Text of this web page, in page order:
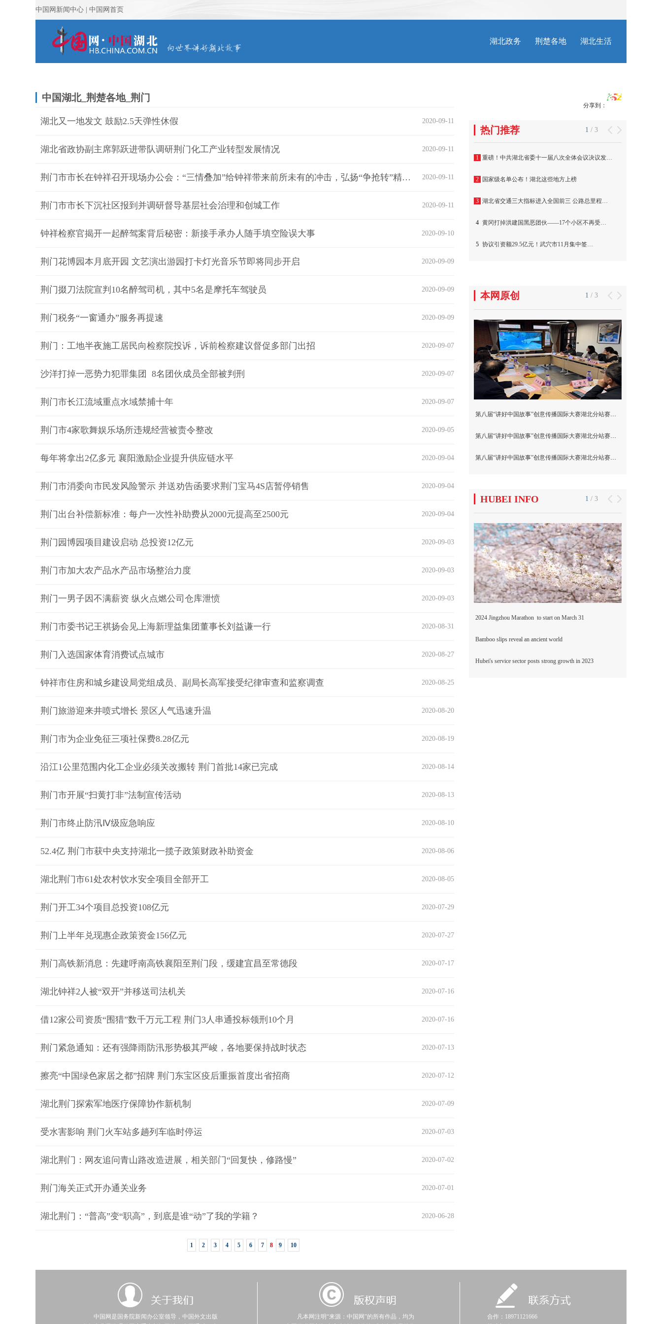
分享到：
中国湖北_荆楚各地_荆门
湖北又一地发文 鼓励2.5天弹性休假 2020-09-11
湖北省政协副主席郭跃进带队调研荆门化工产业转型发展情况 2020-09-11
荆门市市长在钟祥召开现场办公会：“三情叠加”给钟祥带来前所未有的冲击，弘扬“争抢转”精神以非常之举取得非常之效 2020-09-11
荆门市市长下沉社区报到并调研督导基层社会治理和创城工作 2020-09-11
钟祥检察官揭开一起醉驾案背后秘密：新接手承办人随手填空险误大事 2020-09-10
荆门花博园本月底开园 文艺演出游园打卡灯光音乐节即将同步开启 2020-09-09
荆门掇刀法院宣判10名醉驾司机，其中5名是摩托车驾驶员 2020-09-09
荆门税务“一窗通办”服务再提速 2020-09-09
荆门：工地半夜施工居民向检察院投诉，诉前检察建议督促多部门出招 2020-09-07
沙洋打掉一恶势力犯罪集团 8名团伙成员全部被判刑 2020-09-07
荆门市长江流域重点水域禁捕十年 2020-09-07
荆门市4家歌舞娱乐场所违规经营被责令整改 2020-09-05
每年将拿出2亿多元 襄阳激励企业提升供应链水平 2020-09-04
荆门市消委向市民发风险警示 并送劝告函要求荆门宝马4S店暂停销售 2020-09-04
荆门出台补偿新标准：每户一次性补助费从2000元提高至2500元 2020-09-04
荆门园博园项目建设启动 总投资12亿元 2020-09-03
荆门市加大农产品水产品市场整治力度 2020-09-03
荆门一男子因不满薪资 纵火点燃公司仓库泄愤 2020-09-03
荆门市委书记王祺扬会见上海新理益集团董事长刘益谦一行 2020-08-31
荆门入选国家体育消费试点城市 2020-08-27
钟祥市住房和城乡建设局党组成员、副局长高军接受纪律审查和监察调查 2020-08-25
荆门旅游迎来井喷式增长 景区人气迅速升温 2020-08-20
荆门市为企业免征三项社保费8.28亿元 2020-08-19
沿江1公里范围内化工企业必须关改搬转 荆门首批14家已完成 2020-08-14
荆门市开展“扫黄打非”法制宣传活动 2020-08-13
荆门市终止防汛Ⅳ级应急响应 2020-08-10
52.4亿 荆门市获中央支持湖北一揽子政策财政补助资金 2020-08-06
湖北荆门市61处农村饮水安全项目全部开工 2020-08-05
荆门开工34个项目总投资108亿元 2020-07-29
荆门上半年兑现惠企政策资金156亿元 2020-07-27
荆门高铁新消息：先建呼南高铁襄阳至荆门段，缓建宜昌至常德段 2020-07-17
湖北钟祥2人被“双开”并移送司法机关 2020-07-16
借12家公司资质“围猎”数千万元工程 荆门3人串通投标领刑10个月 2020-07-16
荆门紧急通知：还有强降雨防汛形势极其严峻，各地要保持战时状态 2020-07-13
擦亮“中国绿色家居之都”招牌 荆门东宝区疫后重振首度出省招商 2020-07-12
湖北荆门探索军地医疗保障协作新机制 2020-07-09
受水害影响 荆门火车站多趟列车临时停运 2020-07-03
湖北荆门：网友追问青山路改造进展，相关部门“回复快，修路慢” 2020-07-02
荆门海关正式开办通关业务 2020-07-01
湖北荆门：“普高”变“职高”，到底是谁“动”了我的学籍？ 2020-06-28
1 2 3 4 5 6 7 8 9 10